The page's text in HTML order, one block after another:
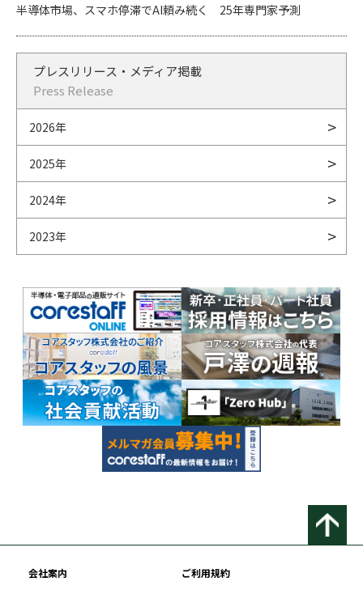
半導体市場、スマホ停滞でAI頼み続く 25年専門家予測
プレスリリース・メディア掲載
Press Release
2026年
2025年
2024年
2023年
会社案内 ご利用規約